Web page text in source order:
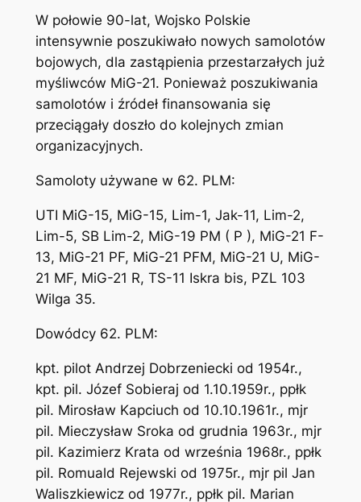
W połowie 90-lat, Wojsko Polskie
intensywnie poszukiwało nowych samolotów
bojowych, dla zastąpienia przestarzałych już
myśliwców MiG-21. Ponieważ poszukiwania
samolotów i źródeł finansowania się
przeciągały doszło do kolejnych zmian
organizacyjnych.
Samoloty używane w 62. PLM:
UTI MiG-15, MiG-15, Lim-1, Jak-11, Lim-2,
Lim-5, SB Lim-2, MiG-19 PM ( P ), MiG-21 F-
13, MiG-21 PF, MiG-21 PFM, MiG-21 U, MiG-
21 MF, MiG-21 R, TS-11 Iskra bis, PZL 103
Wilga 35.
Dowódcy 62. PLM:
kpt. pilot Andrzej Dobrzeniecki od 1954r.,
kpt. pil. Józef Sobieraj od 1.10.1959r., ppłk
pil. Mirosław Kapciuch od 10.10.1961r., mjr
pil. Mieczysław Sroka od grudnia 1963r., mjr
pil. Kazimierz Krata od września 1968r., ppłk
pil. Romuald Rejewski od 1975r., mjr pil Jan
Waliszkiewicz od 1977r., ppłk pil. Marian